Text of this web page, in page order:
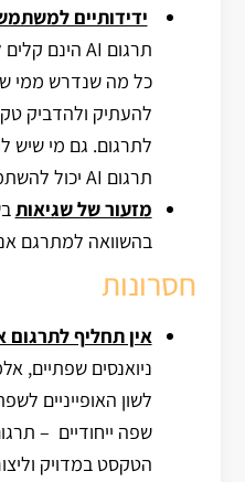
ידידותיים
תרגום AI הינם קלים לשימוש ומאד נגישים.
להעתיק ולהדביק
לתרגום. גם מי שיש
תרגום AI יכול להשתמש בו ללא קושי.
מזעור של שגיאות
בהשוואה למתרגם
חסרונות
אין תחליף לתרגום
ניואנסים שפתיים,
לשון האופייניים
הטקסט במדויק